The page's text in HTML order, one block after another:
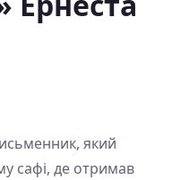
який
сафі, де отримав